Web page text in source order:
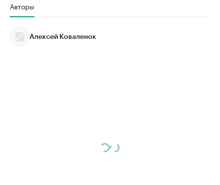
Авторы
Алексей Коваленок